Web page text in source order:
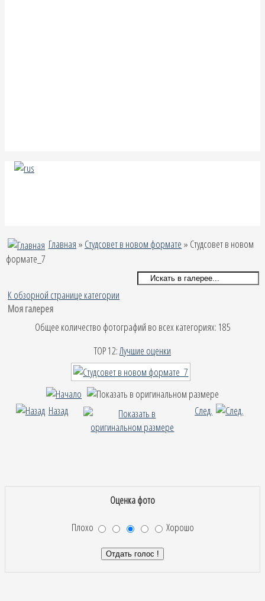
Главная » Студсовет в новом формате » Студсовет в новом
формате_7
К обзорной странице категории
Моя галерея
Общее количество фотографий во всех категориях: 185
TOP 12:Лучшие оценки
Назад След.
Оценка фото
Плохо
Хорошо